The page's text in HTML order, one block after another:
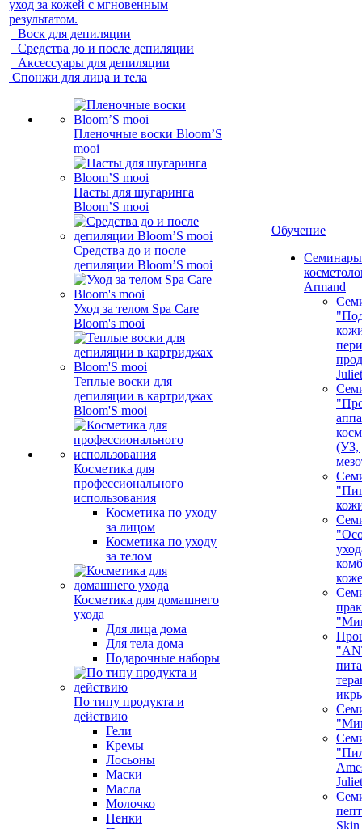
уход за кожей с мгновенным
результатом.
Воск для депиляции
Средства до и после депиляции
Аксессуары для депиляции
Спонжи для лица и тела
Пленочные воски Bloom’S
mooi
Пасты для шугаринга
Bloom’S mooi
Средства до и после
депиляции Bloom’S mooi
Уход за телом Spa Care
Bloom's mooi
Теплые воски для
депиляции в картриджах
Bloom'S mooi
Косметика для
профессионального
использования
Косметика по уходу
за лицом
Косметика по уходу
за телом
Косметика для домашнего
ухода
Для лица дома
Для тела дома
Подарочные наборы
По типу продукта и
действию
Гели
Кремы
Лосьоны
Маски
Масла
Молочко
Пенки
Обучение
Armand
(УЗ,